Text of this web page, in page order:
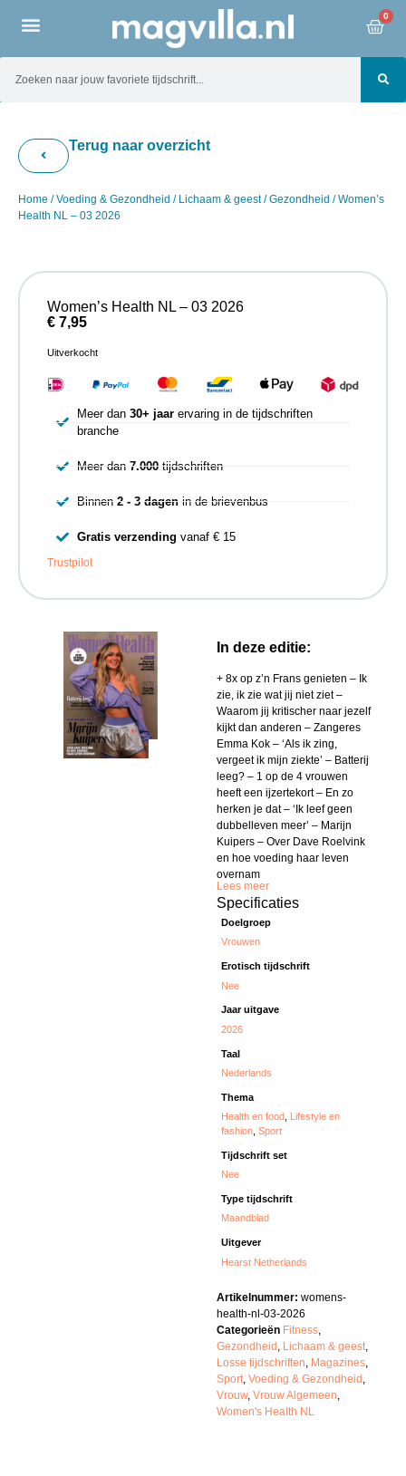
0
Terug naar overzicht
Home /Voeding & Gezondheid / Lichaam & geest/Gezondheid / Women’s
Health NL – 03 2026
In deze editie:
+ 8x op z’n Frans genieten – Ik
zie, ik zie wat jij niet ziet –
Waarom jij kritischer naar jezelf
kijkt dan anderen – Zangeres
Emma Kok – ‘Als ik zing,
vergeet ik mijn ziekte’ – Batterij
leeg? – 1 op de 4 vrouwen
heeft een ijzertekort – En zo
herken je dat – ‘Ik leef geen
dubbelleven meer’ – Marijn
Kuipers – Over Dave Roelvink
en hoe voeding haar leven
overnam
Lees meer
Specificaties
Doelgroep
Vrouwen
Erotisch tijdschrift
Nee
Jaar uitgave
2026
Taal
Nederlands
Thema
Health en food Lifestyle en
fashion ,Sport
Tijdschrift set
Nee
Type tijdschrift
Maandblad
Uitgever
Hearst Netherlands
Artikelnummer: womens-
health-nl-03-2026
Categorieën Fitness,
Gezondheid , Lichaam & geest,
Losse tijdschriften, Magazines,
Sport, Voeding & Gezondheid ,
Vrouw, Vrouw Algemeen,
Women's Health NL
Women’s Health NL – 03 2026
€ 7,95
Uitverkocht
Meer dan 30+ jaarervaring in de tijdschriften
branche
Meer dan 7.000tijdschriften
Binnen 2 - 3 dagenin de brievenbus
Gratis verzending vanaf € 15
Trustpilot